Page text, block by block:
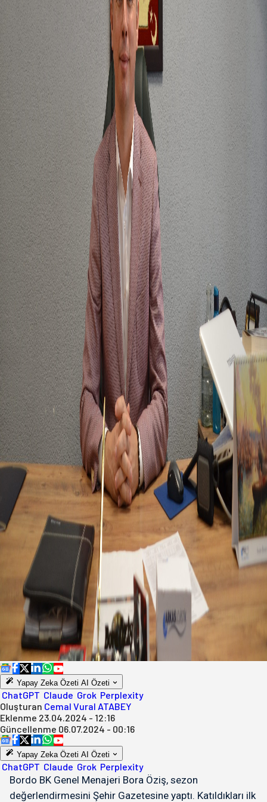
Yapay Zeka Özeti AI Özeti
ChatGPT Claude Grok Perplexity
Oluşturan Cemal Vural ATABEY
Eklenme 23.04.2024 - 12:16
Güncellenme 06.07.2024 - 00:16
Yapay Zeka Özeti AI Özeti
ChatGPT Claude Grok Perplexity
Bordo BK Genel Menajeri Bora Öziş, sezon
değerlendirmesini Şehir Gazetesine yaptı. Katıldıkları ilk